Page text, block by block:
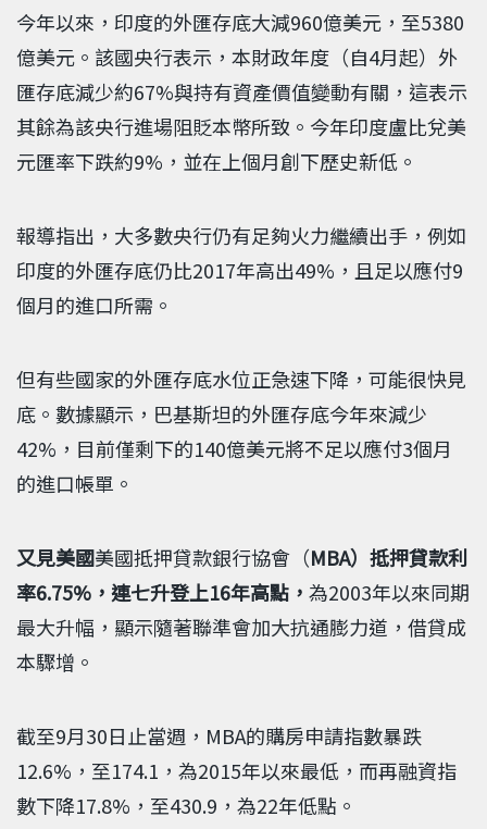
今年以來，印度的外匯存底大減960億美元，至5380
億美元。該國央行表示，本財政年度（自4月起）外
匯存底減少約67%與持有資產價值變動有關，這表示
其餘為該央行進場阻貶本幣所致。今年印度盧比兌美
元匯率下跌約9%，並在上個月創下歷史新低。
報導指出，大多數央行仍有足夠火力繼續出手，例如
印度的外匯存底仍比2017年高出49%，且足以應付9
個月的進口所需。
但有些國家的外匯存底水位正急速下降，可能很快見
底。數據顯示，巴基斯坦的外匯存底今年來減少
42%，目前僅剩下的140億美元將不足以應付3個月
的進口帳單。
又見美國美國抵押貸款銀行協會（MBA）抵押貸款利
率6.75%，連七升登上16年高點， 為2003年以來同期
最大升幅，顯示隨著聯準會加大抗通膨力道，借貸成
本驟增。
截至9月30日止當週，MBA的購房申請指數暴跌
12.6%，至174.1，為2015年以來最低，而再融資指
數下降17.8%，至430.9，為22年低點。